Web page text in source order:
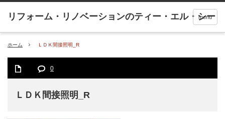
menu
ホーム ＬＤＫ間接照明_R
0
ＬＤＫ間接照明_R